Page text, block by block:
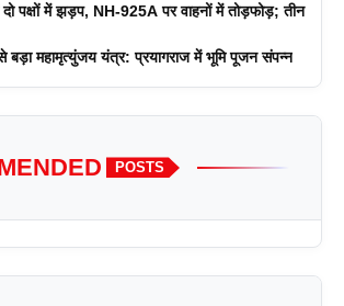
रणनीतियों पर एक दिवसीय कार्यशाला का
दो पक्षों में झड़प, NH-925A पर वाहनों में तोड़फोड़; तीन
बड़ा महामृत्युंजय यंत्र: प्रयागराज में भूमि पूजन संपन्न
POSTS